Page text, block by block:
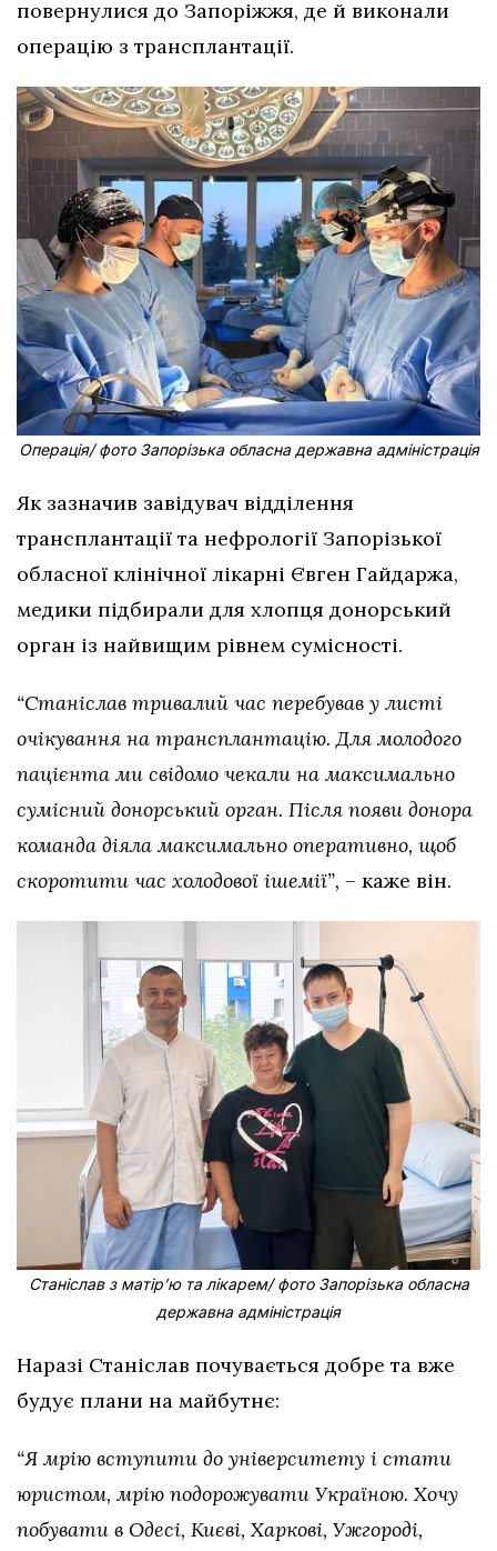
повернулися до Запоріжжя, де й виконали
операцію з трансплантації.
Операція/ фото Запорізька обласна державна адміністрація
Як зазначив завідувач відділення
трансплантації та нефрології Запорізької
обласної клінічної лікарні Євген Гайдаржа,
медики підбирали для хлопця донорський
орган із найвищим рівнем сумісності.
“Станіслав тривалий час перебував у листі
очікування на трансплантацію. Для молодого
пацієнта ми свідомо чекали на максимально
сумісний донорський орган. Після появи донора
команда діяла максимально оперативно, щоб
скоротити час холодової ішемії”, – каже він.
Станіслав з матірʼю та лікарем/ фото Запорізька обласна
державна адміністрація
Наразі Станіслав почувається добре та вже
будує плани на майбутнє:
“Я мрію вступити до університету і стати
юристом, мрію подорожувати Україною. Хочу
побувати в Одесі, Києві, Харкові, Ужгороді,